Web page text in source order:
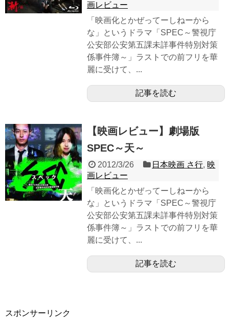
画レビュー
「映画化とかぜってーしねーから
な」というドラマ「SPEC～警視庁
公安部公安第五課未詳事件特別対策
係事件簿～」ラストでの前フリを華
麗に受けて、...
記事を読む
【映画レビュー】劇場版
SPEC～天～
2012/3/26 日本映画 さ行, 映
画レビュー
「映画化とかぜってーしねーから
な」というドラマ「SPEC～警視庁
公安部公安第五課未詳事件特別対策
係事件簿～」ラストでの前フリを華
麗に受けて、...
記事を読む
スポンサーリンク